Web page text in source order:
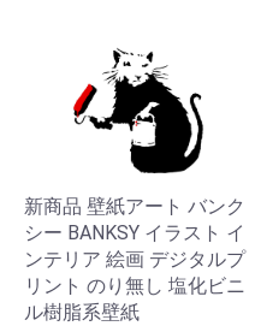
新商品 壁紙アート バンク
シー BANKSY イラスト イ
ンテリア 絵画 デジタルプ
リント のり無し 塩化ビニ
ル樹脂系壁紙